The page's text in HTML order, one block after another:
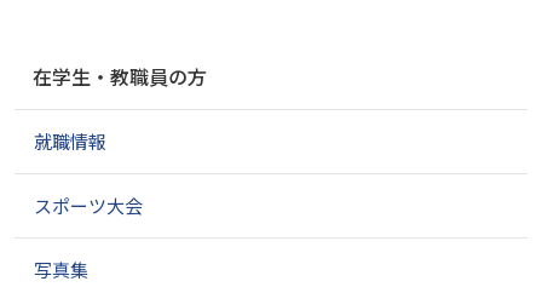
ゲ
シ
ン
在学生・教職員の方
就職情報
スポーツ大会
写真集